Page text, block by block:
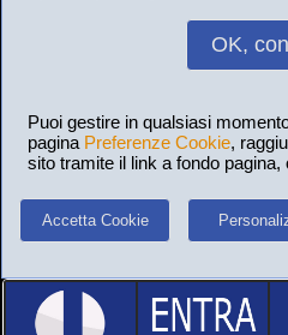
OK,
Puoi gestire in qualsiasi
pagina Preferenze Cookie,
sito tramite il link a fondo
Accetta Cookie